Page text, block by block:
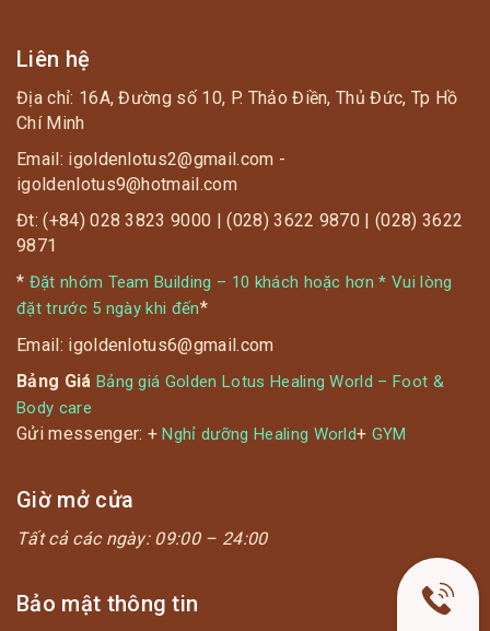
Liên hệ
Địa chỉ: 16A, Đường số 10, P. Thảo Điền, Thủ Đức, Tp Hồ
Chí Minh
Email: igoldenlotus2@gmail.com -
igoldenlotus9@hotmail.com
Đt: (+84) 028 3823 9000 | (028) 3622 9870 | (028) 3622
9871
* Đặt nhóm Team Building – 10 khách hoặc hơn * Vui lòng
đặt trước 5 ngày khi đến*
Email: igoldenlotus6@gmail.com
Bảng Giá Bảng giá Golden Lotus Healing World – Foot &
Body care
Gửi messenger: +Nghỉ dưỡng Healing World+ GYM
Giờ mở cửa
Tất cả các ngày: 09:00 – 24:00
Bảo mật thông tin